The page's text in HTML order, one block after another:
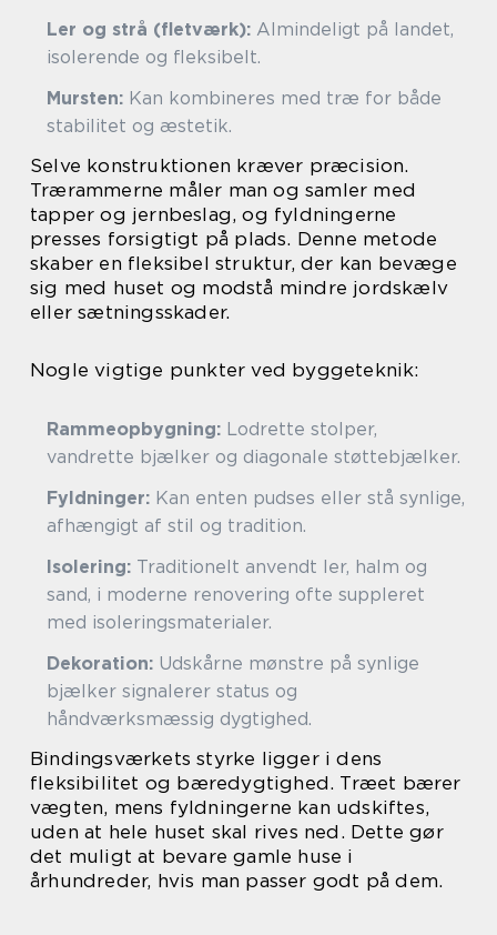
Ler og strå (fletværk): Almindeligt på landet,
isolerende og fleksibelt.
Mursten: Kan kombineres med træ for både
stabilitet og æstetik.
Selve konstruktionen kræver præcision.
Trærammerne måler man og samler med
tapper og jernbeslag, og fyldningerne
presses forsigtigt på plads. Denne metode
skaber en fleksibel struktur, der kan bevæge
sig med huset og modstå mindre jordskælv
eller sætningsskader.
Nogle vigtige punkter ved byggeteknik:
Rammeopbygning: Lodrette stolper,
vandrette bjælker og diagonale støttebjælker.
Fyldninger: Kan enten pudses eller stå synlige,
afhængigt af stil og tradition.
Isolering: Traditionelt anvendt ler, halm og
sand, i moderne renovering ofte suppleret
med isoleringsmaterialer.
Dekoration: Udskårne mønstre på synlige
bjælker signalerer status og
håndværksmæssig dygtighed.
Bindingsværkets styrke ligger i dens
fleksibilitet og bæredygtighed. Træet bærer
vægten, mens fyldningerne kan udskiftes,
uden at hele huset skal rives ned. Dette gør
det muligt at bevare gamle huse i
århundreder, hvis man passer godt på dem.